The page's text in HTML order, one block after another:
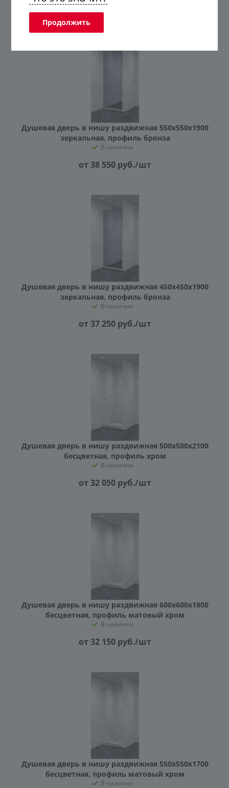
от 46 450
Душевая дверь в нишу раздвижная 550х550х1900
зеркальная, профиль бронза
В наличии
от 38 550 руб./шт
Душевая дверь в нишу раздвижная 450х450х1900
зеркальная, профиль бронза
В наличии
от 37 250 руб./шт
Душевая дверь в нишу раздвижная 500х500х2100
бесцветная, профиль хром
В наличии
от 32 050 руб./шт
Душевая дверь в нишу раздвижная 600х600х1800
бесцветная, профиль матовый хром
В наличии
от 32 150 руб./шт
Душевая дверь в нишу раздвижная 550х550х1700
бесцветная, профиль матовый хром
В наличии
Продолжить